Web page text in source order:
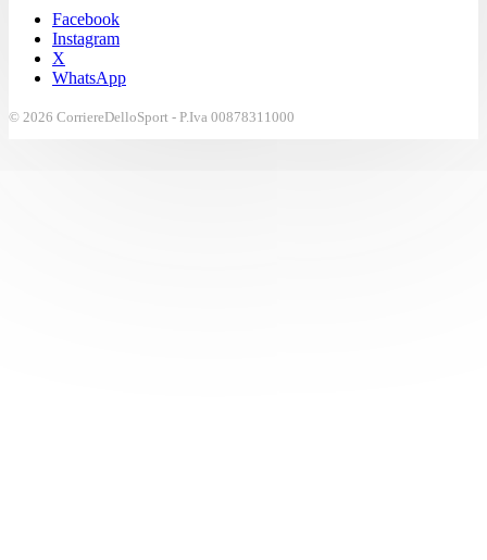
Facebook
Instagram
X
WhatsApp
© 2026 CorriereDelloSport - P.Iva 00878311000